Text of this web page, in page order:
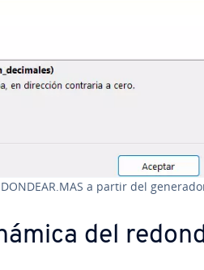
a partir del
del